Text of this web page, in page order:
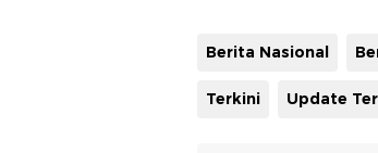
Berita Nasional
Terkini Update